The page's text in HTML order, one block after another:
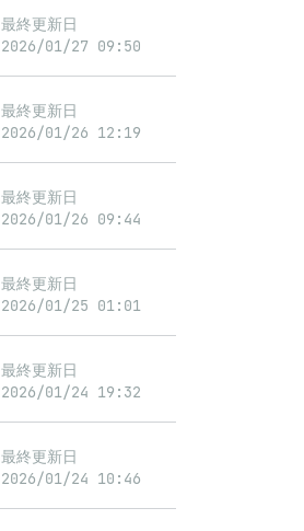
最終更新日
2026/01/27 09:50
最終更新日
2026/01/26 12:19
最終更新日
2026/01/26 09:44
最終更新日
2026/01/25 01:01
最終更新日
2026/01/24 19:32
最終更新日
2026/01/24 10:46